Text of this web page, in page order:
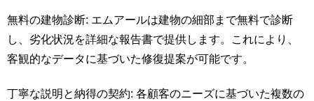
無料の建物診断: エムアールは建物の細部まで無料で診断
し、劣化状況を詳細な報告書で提供します。これにより、
客観的なデータに基づいた修復提案が可能です。
丁寧な説明と納得の契約: 各顧客のニーズに基づいた複数の